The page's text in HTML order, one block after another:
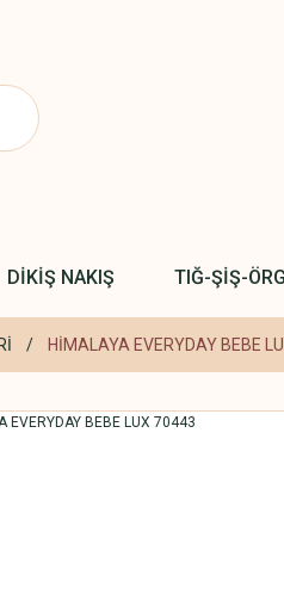
DİKİŞ NAKIŞ TIĞ-ŞİŞ-
HİMALAYA EVERYDAY BEBE